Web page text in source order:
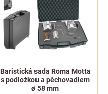
Baristická sada Roma Motta
s podložkou a pěchovadlem
ø 58 mm